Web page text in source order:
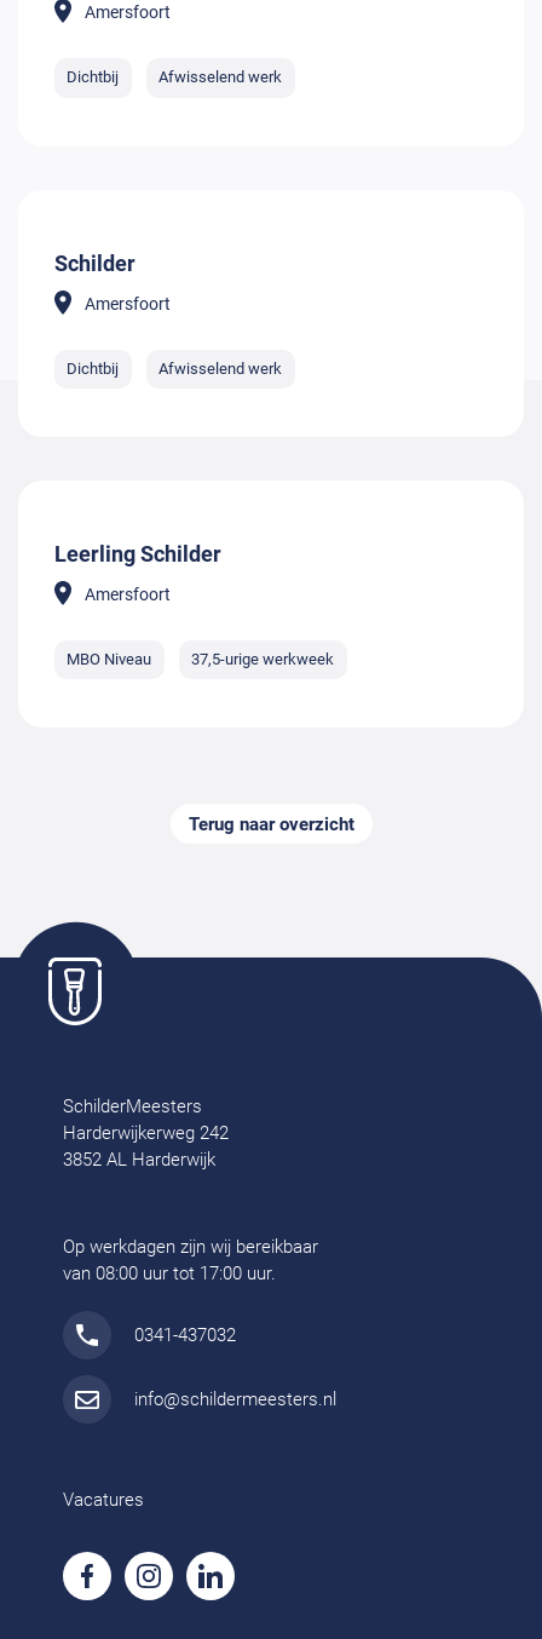
Amersfoort
Dichtbij Afwisselend werk
Schilder
Amersfoort
Dichtbij Afwisselend werk
Leerling Schilder
Amersfoort
MBO Niveau 37,5-urige werkweek
Terug naar overzicht
SchilderMeesters
Harderwijkerweg 242
3852 AL Harderwijk
Op werkdagen zijn wij bereikbaar
van 08:00 uur tot 17:00 uur.
0341-437032
info@schildermeesters.nl
Vacatures